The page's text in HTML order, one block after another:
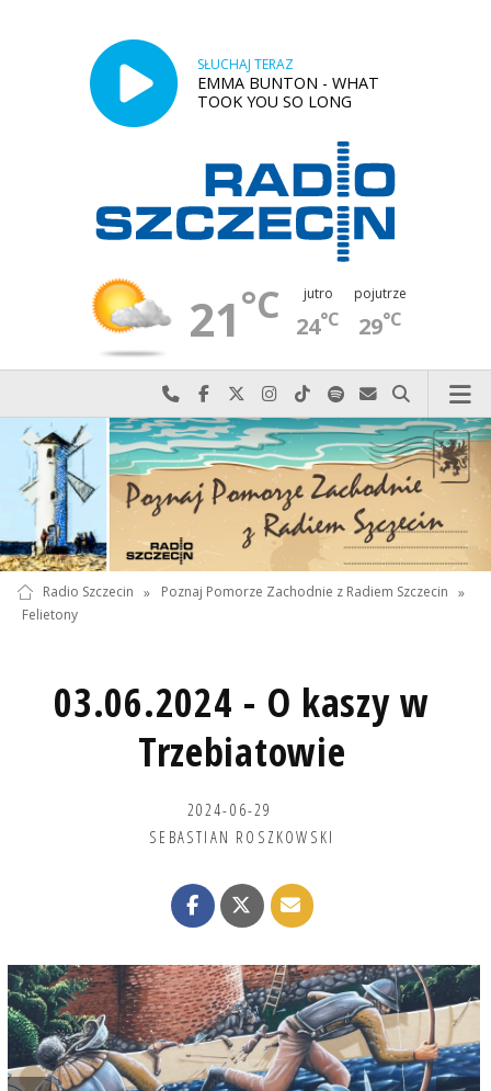
SŁUCHAJ TERAZ
EMMA BUNTON - WHAT
TOOK YOU SO LONG
21°C jutro
24°C
pojutrze
29°C
Najlepiej po prostu do nas zadzwoń
Odwiedź nas na Facebook-u
Odwiedź nas na X
Odwiedź nas na Instagram-ie
Odwiedź nas na TikTok-u
Szukaj nas na Spotify
Wyślij do nas
Szukaj
Radio Szczecin » Poznaj Pomorze Zachodnie z Radiem Szczecin »
Felietony
03.06.2024 - O kaszy w
Trzebiatowie
2024-06-29
SEBASTIAN ROSZKOWSKI